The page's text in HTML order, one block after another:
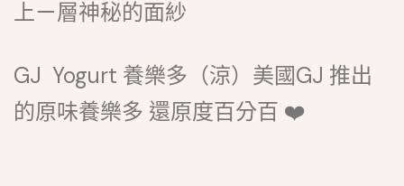
上ㄧ層神秘的面紗
GJ Yogurt 養樂多（涼）美國GJ 推出
的原味養樂多 還原度百分百 ❤️